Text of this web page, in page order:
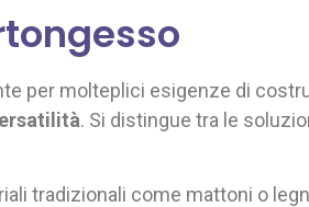
per molteplici esigenze di
. Si distingue tra le
tradizionali come mattoni o